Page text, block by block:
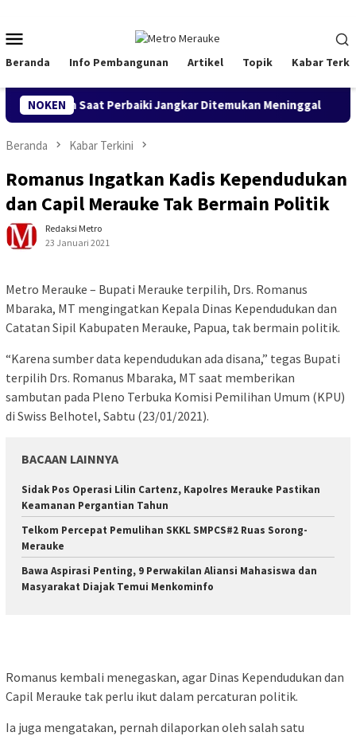
konten
Mobile
Beranda Info Pembangunan Artikel Topik Kabar
NOKENSaat Perbaiki Jangkar Ditemukan Meninggal
Beranda Kabar Terkini
Romanus Ingatkan Kadis Kependudukan
dan Capil Merauke Tak Bermain Politik
Redaksi Metro
23 Januari 2021
Metro Merauke – Bupati Merauke terpilih, Drs. Romanus
Mbaraka, MT mengingatkan Kepala Dinas Kependudukan dan
Catatan Sipil Kabupaten Merauke, Papua, tak bermain politik.
“Karena sumber data kependudukan ada disana,” tegas Bupati
terpilih Drs. Romanus Mbaraka, MT saat memberikan
sambutan pada Pleno Terbuka Komisi Pemilihan Umum (KPU)
di Swiss Belhotel, Sabtu (23/01/2021).
BACAAN LAINNYA
Sidak Pos Operasi Lilin Cartenz, Kapolres Merauke Pastikan
Keamanan Pergantian Tahun
Telkom Percepat Pemulihan SKKL SMPCS#2 Ruas Sorong-
Merauke
Bawa Aspirasi Penting, 9 Perwakilan Aliansi Mahasiswa dan
Masyarakat Diajak Temui Menkominfo
Romanus kembali menegaskan, agar Dinas Kependudukan dan
Capil Merauke tak perlu ikut dalam percaturan politik.
Ia juga mengatakan, pernah dilaporkan oleh salah satu